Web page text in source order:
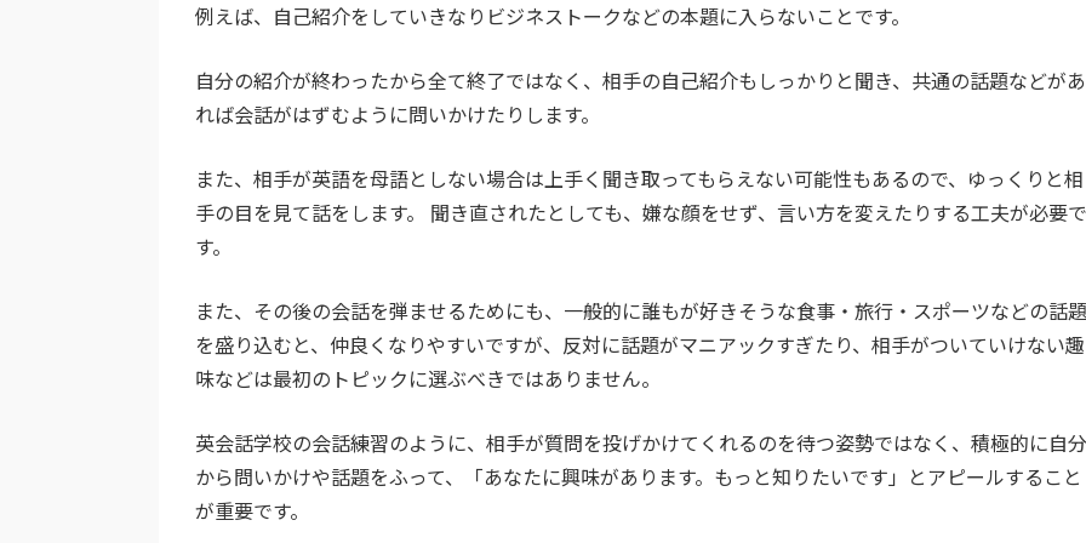
例えば、自己紹介をしていきなりビジネストークなどの本題に入らないことです。
自分の紹介が終わったから全て終了ではなく、相手の自己紹介もしっかりと聞き、共通の話題などがあ
れば会話がはずむように問いかけたりします。
また、相手が英語を母語としない場合は上手く聞き取ってもらえない可能性もあるので、ゆっくりと相
手の目を見て話をします。 聞き直されたとしても、嫌な顔をせず、言い方を変えたりする工夫が必要で
す。
また、その後の会話を弾ませるためにも、一般的に誰もが好きそうな食事・旅行・スポーツなどの話題
を盛り込むと、仲良くなりやすいですが、反対に話題がマニアックすぎたり、相手がついていけない趣
味などは最初のトピックに選ぶべきではありません。
英会話学校の会話練習のように、相手が質問を投げかけてくれるのを待つ姿勢ではなく、積極的に自分
から問いかけや話題をふって、「あなたに興味があります。もっと知りたいです」とアピールすること
が重要です。